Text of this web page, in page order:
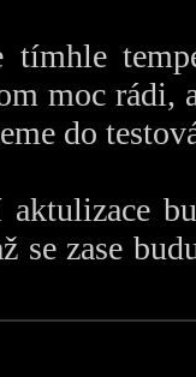
tímhle
moc rádi,
do
se zase